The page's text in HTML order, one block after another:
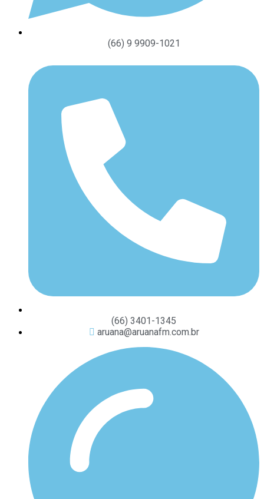
(66) 9 9909-1021
(66) 3401-1345
aruana@aruanafm.com.br